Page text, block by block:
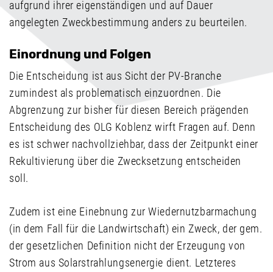
aufgrund ihrer eigenständigen und auf Dauer
angelegten Zweckbestimmung anders zu beurteilen.
Einordnung und Folgen
Die Entscheidung ist aus Sicht der PV-Branche
zumindest als problematisch einzuordnen. Die
Abgrenzung zur bisher für diesen Bereich prägenden
Entscheidung des OLG Koblenz wirft Fragen auf. Denn
es ist schwer nachvollziehbar, dass der Zeitpunkt einer
Rekultivierung über die Zwecksetzung entscheiden
soll.
Zudem ist eine Einebnung zur Wiedernutzbarmachung
(in dem Fall für die Landwirtschaft) ein Zweck, der gem.
der gesetzlichen Definition nicht der Erzeugung von
Strom aus Solarstrahlungsenergie dient. Letzteres